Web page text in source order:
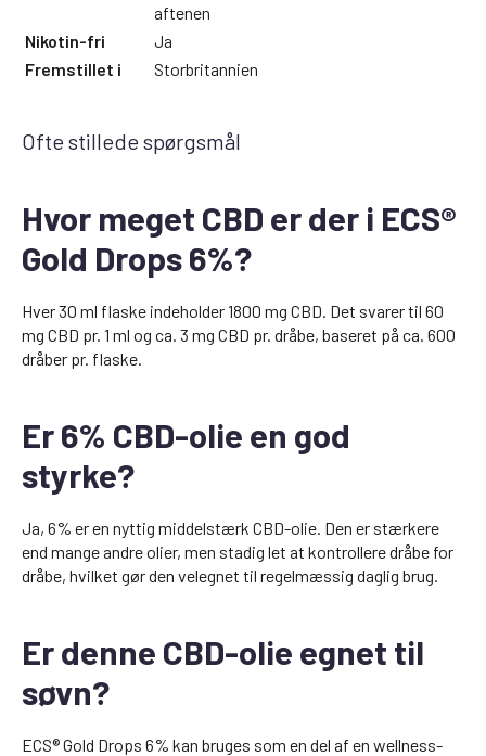
aftenen
Nikotin-fri
Ja
Fremstillet i
Storbritannien
Ofte stillede spørgsmål
Hvor meget CBD er der i ECS®
Gold Drops 6%?
Hver 30 ml flaske indeholder 1800 mg CBD. Det svarer til 60
mg CBD pr. 1 ml og ca. 3 mg CBD pr. dråbe, baseret på ca. 600
dråber pr. flaske.
Er 6% CBD-olie en god
styrke?
Ja, 6% er en nyttig middelstærk CBD-olie. Den er stærkere
end mange andre olier, men stadig let at kontrollere dråbe for
dråbe, hvilket gør den velegnet til regelmæssig daglig brug.
Er denne CBD-olie egnet til
søvn?
ECS® Gold Drops 6% kan bruges som en del af en wellness-